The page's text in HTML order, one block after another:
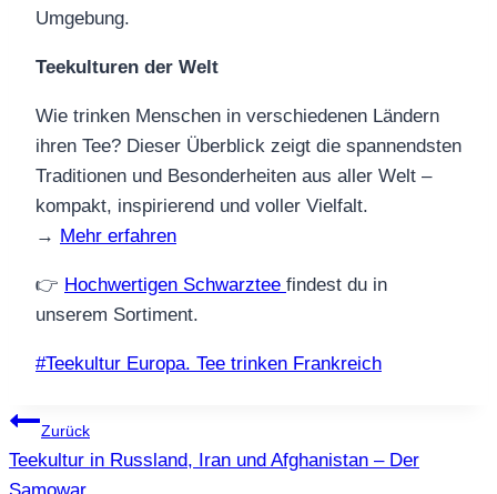
Umgebung.
Teekulturen der Welt
Wie trinken Menschen in verschiedenen Ländern
ihren Tee? Dieser Überblick zeigt die spannendsten
Traditionen und Besonderheiten aus aller Welt –
kompakt, inspirierend und voller Vielfalt.
→ Mehr erfahren
👉 Hochwertigen Schwarztee findest du in
unserem Sortiment.
Schlagworte:
#Teekultur Europa. Tee trinken Frankreich
Beitragsnavigation
Zurück
Teekultur in Russland, Iran und Afghanistan – Der
Samowar